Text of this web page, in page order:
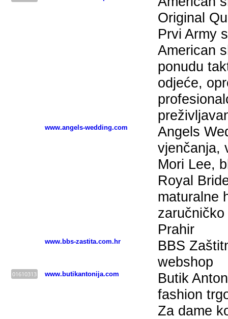
Original
Prvi Army
American
ponudu
odjeće,
www.angels-wedding.com
Angels
vjenčanja,
Mori Lee,
Royal
maturalne
Prahir
www.bbs-zastita.com.hr
BBS
webshop
01610313 www.butikantonija.com
Butik
fashion
Za dame